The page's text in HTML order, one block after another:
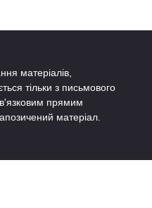
матеріалів,
тільки з письмового
прямим
матеріал.